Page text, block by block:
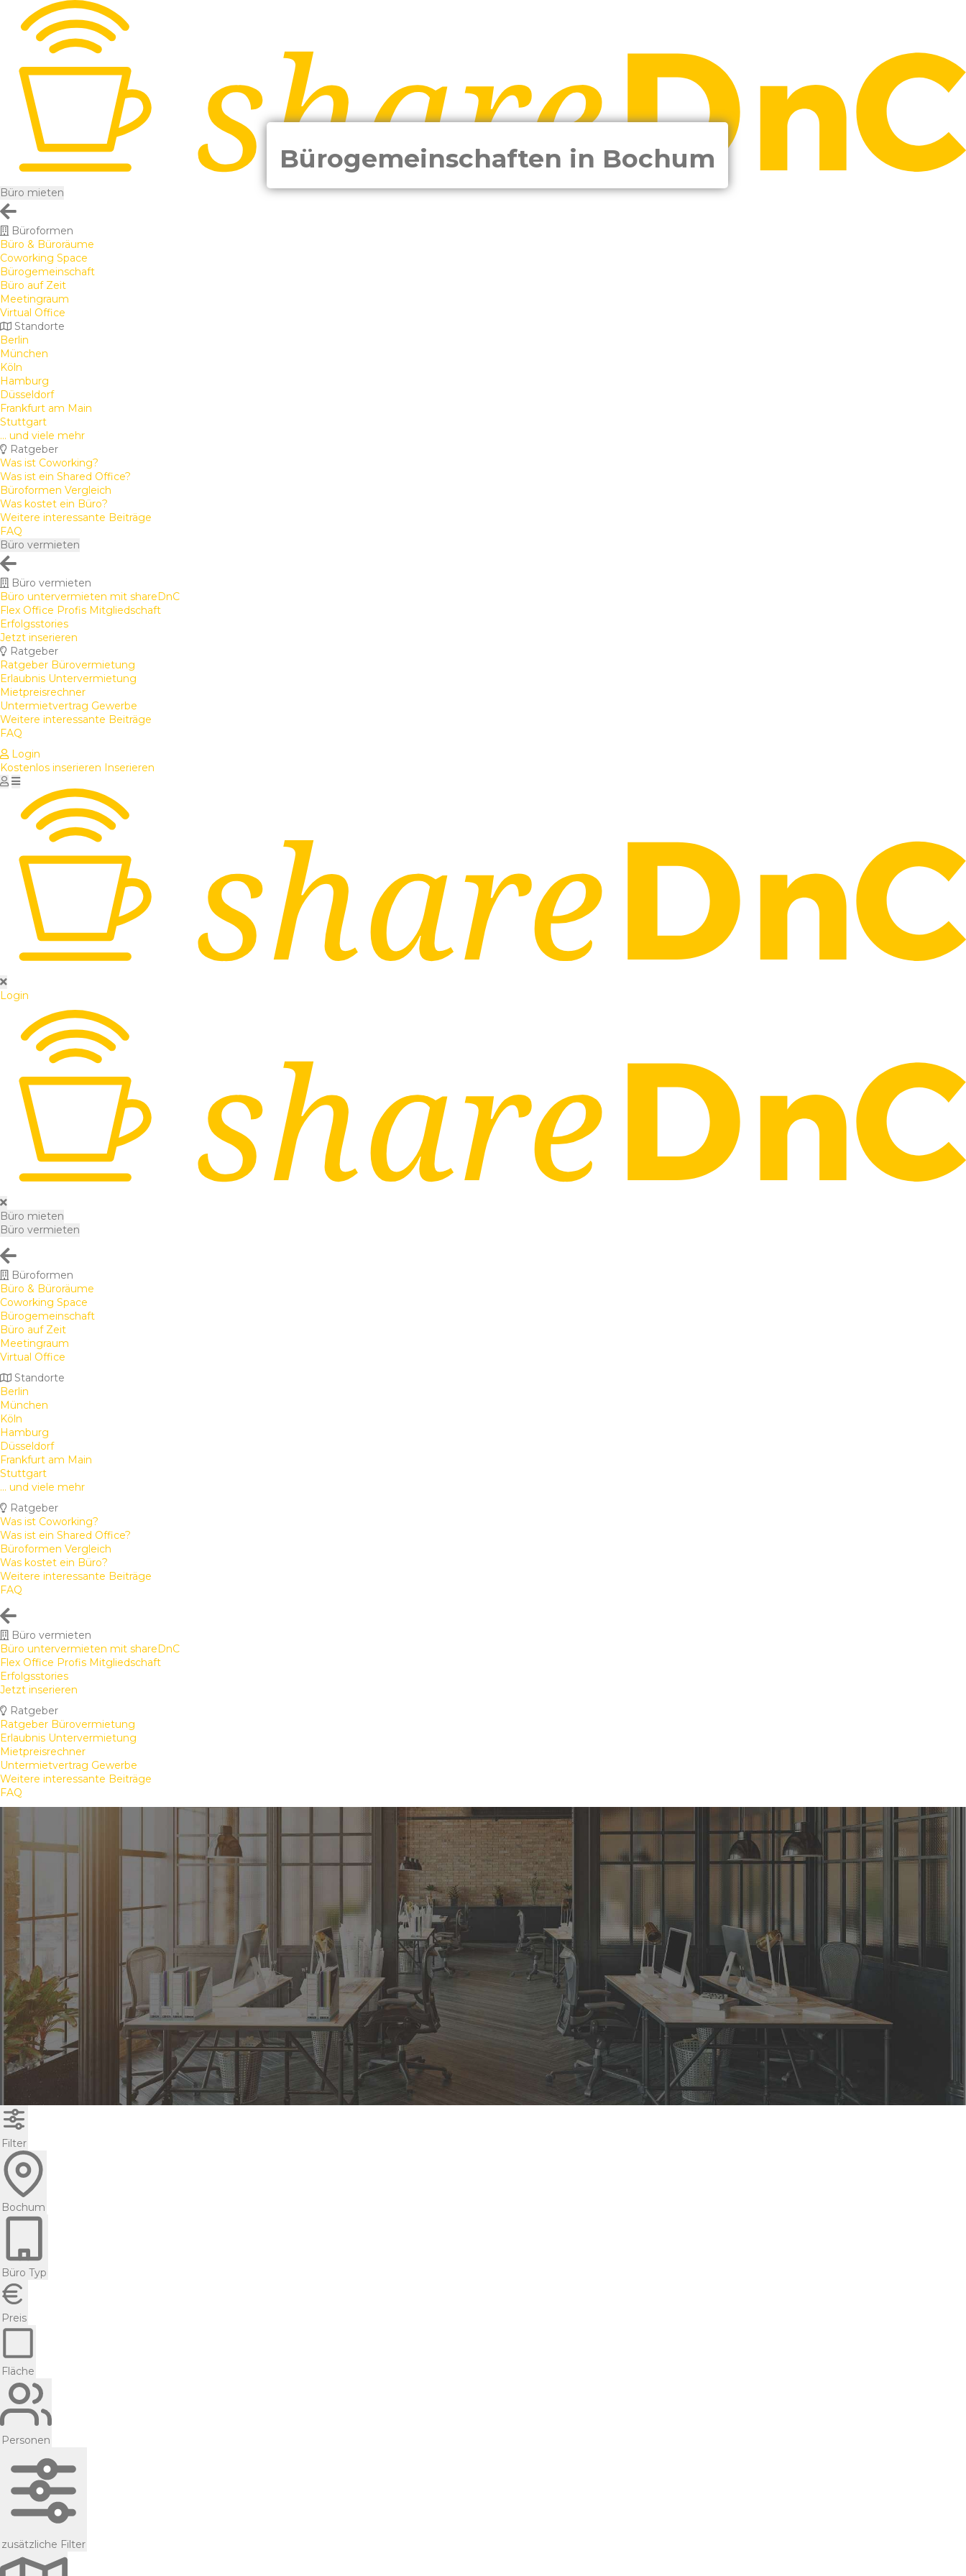
Büro mieten
Büroformen
Büro & Büroräume
Coworking Space
Bürogemeinschaft
Büro auf Zeit
Meetingraum
Virtual Office
Standorte
Berlin
München
Köln
Hamburg
Düsseldorf
Frankfurt am Main
Stuttgart
... und viele mehr
Ratgeber
Was ist Coworking?
Was ist ein Shared Office?
Büroformen Vergleich
Was kostet ein Büro?
Weitere interessante Beiträge
FAQ
Büro vermieten
Büro vermieten
Büro untervermieten mit shareDnC
Flex Office Profis Mitgliedschaft
Erfolgsstories
Jetzt inserieren
Ratgeber
Ratgeber Bürovermietung
Erlaubnis Untervermietung
Mietpreisrechner
Untermietvertrag Gewerbe
Weitere interessante Beiträge
FAQ
Login
Kostenlos inserieren Inserieren
Login
Büro mieten
Büro vermieten
Büroformen
Büro & Büroräume
Coworking Space
Bürogemeinschaft
Büro auf Zeit
Meetingraum
Virtual Office
Standorte
Berlin
München
Köln
Hamburg
Düsseldorf
Frankfurt am Main
Stuttgart
... und viele mehr
Ratgeber
Was ist Coworking?
Was ist ein Shared Office?
Büroformen Vergleich
Was kostet ein Büro?
Weitere interessante Beiträge
FAQ
Büro vermieten
Büro untervermieten mit shareDnC
Flex Office Profis Mitgliedschaft
Erfolgsstories
Jetzt inserieren
Ratgeber
Ratgeber Bürovermietung
Erlaubnis Untervermietung
Mietpreisrechner
Untermietvertrag Gewerbe
Weitere interessante Beiträge
FAQ
Bürogemeinschaften in Bochum
Filter
Bochum
Büro Typ
Preis
Fläche
Personen
zusätzliche Filter